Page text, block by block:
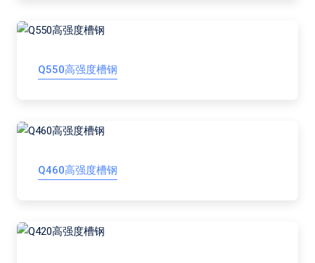
Q550高强度槽钢
Q460高强度槽钢